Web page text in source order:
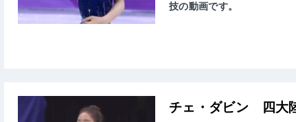
技の動画です。
チェ・ダビン 四大